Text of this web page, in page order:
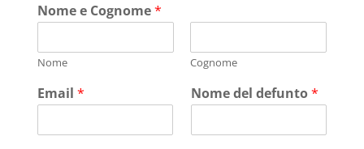
Nome e Cognome*
Nome Cognome
Email * Nome del defunto*